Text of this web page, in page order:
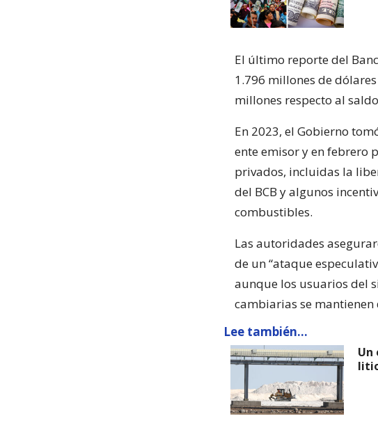
El último reporte del
1.796 millones de
millones respecto al
En 2023, el Gobierno
ente emisor y en febrero
privados, incluidas la
del BCB y algunos
combustibles.
Las autoridades
de un “ataque
aunque los usuarios del
cambiarias se mantienen
Lee también...
Un